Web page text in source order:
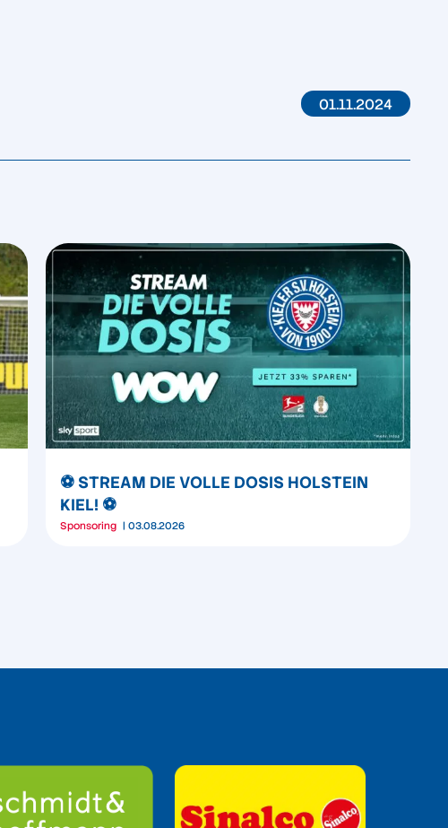
01.11.2024
⚽️ STREAM DIE VOLLE DOSIS HOLSTEIN
KIEL! ⚽️
Sponsoring 03.08.2026